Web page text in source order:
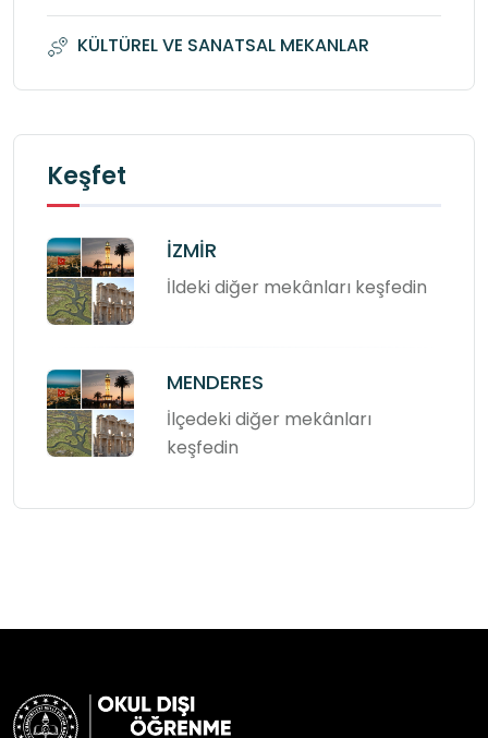
KÜLTÜREL VE SANATSAL MEKANLAR
Keşfet
İZMİR
İldeki diğer mekânları keşfedin
MENDERES
İlçedeki diğer mekânları
keşfedin